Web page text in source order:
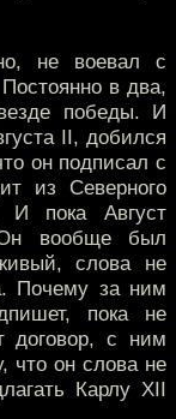
не воевал с
в два,
победы. И
II, добился
он подписал с
из Северного
пока Август
вообще был
слова не
Почему за ним
пока не
договор, с ним
что он слова не
Карлу XII